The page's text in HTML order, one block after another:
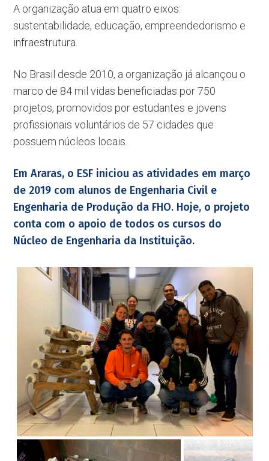
A organização atua em quatro eixos:
sustentabilidade, educação, empreendedorismo e
infraestrutura.
No Brasil desde 2010, a organização já alcançou o
marco de 84 mil vidas beneficiadas por 750
projetos, promovidos por estudantes e jovens
profissionais voluntários de 57 cidades que
possuem núcleos locais.
Em Araras, o ESF iniciou as atividades em março
de 2019 com alunos de Engenharia Civil e
Engenharia de Produção da FHO. Hoje, o projeto
conta com o apoio de todos os cursos do
Núcleo de Engenharia da Instituição.